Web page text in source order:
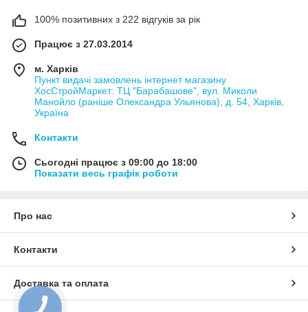
100% позитивних з 222 відгуків за рік
Працює з 27.03.2014
м. Харків
Пункт видачі замовлень інтернет магазину
ХосСтройМаркет: ТЦ "Барабашове", вул. Миколи
Манойло (раніше Олександра Ульянова), д. 54, Харків,
Україна
Контакти
Сьогодні працює з 09:00 до 18:00
Показати весь графік роботи
Про нас
Контакти
Доставка та оплата